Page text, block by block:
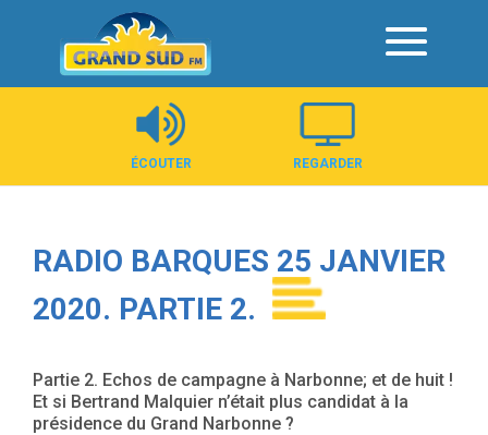
Panneau de gestion des cookies
ÉCOUTER REGARDER
RADIO BARQUES 25 JANVIER
2020. PARTIE 2.
Partie 2. Echos de campagne à Narbonne; et de huit !
Et si Bertrand Malquier n’était plus candidat à la
présidence du Grand Narbonne ?